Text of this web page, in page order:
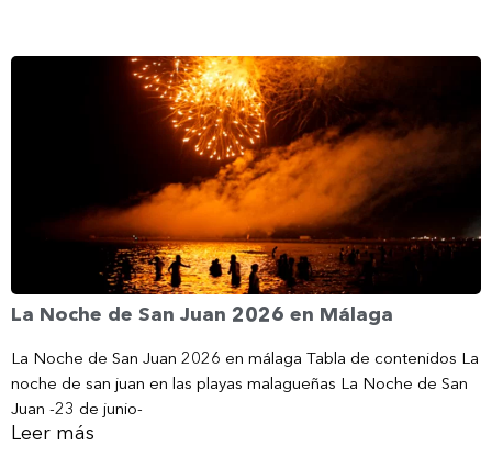
La Noche de San Juan 2026 en Málaga
La Noche de San Juan 2026 en málaga Tabla de contenidos La
noche de san juan en las playas malagueñas La Noche de San
Juan -23 de junio-
Leer más